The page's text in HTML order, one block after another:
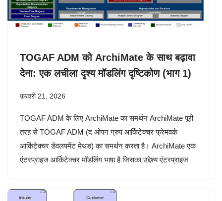
TOGAF ADM को ArchiMate के साथ बढ़ावा
देना: एक लचीला दृश्य मॉडलिंग दृष्टिकोण (भाग 1)
फ़रवरी 21, 2026
TOGAF ADM के लिए ArchiMate का समर्थन ArchiMate पूरी
तरह से TOGAF ADM (द ओपन ग्रुप आर्किटेक्चर फ्रेमवर्क
आर्किटेक्चर डेवलपमेंट मेथड) का समर्थन करता है। ArchiMate एक
एंटरप्राइज आर्किटेक्चर मॉडलिंग भाषा है जिसका उद्देश्य एंटरप्राइज